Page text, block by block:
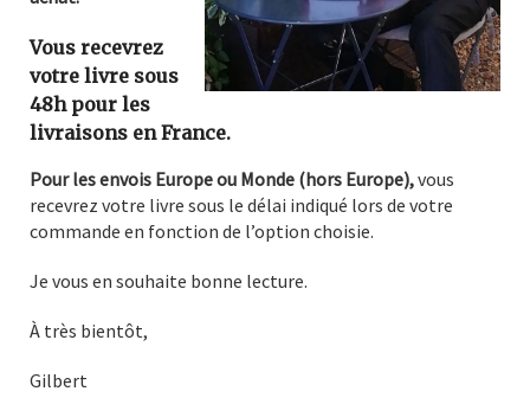
Vous recevrez
votre livre sous
48h pour les
livraisons en France.
Pour les envois Europe ou Monde (hors Europe),vous
recevrez votre livre sous le délai indiqué lors de votre
commande en fonction de l’option choisie.
Je vous en souhaite bonne lecture.
À très bientôt,
Gilbert